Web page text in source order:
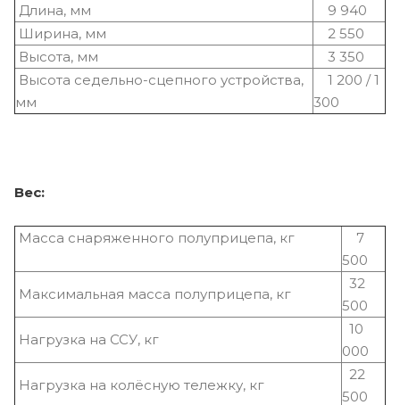
Длина, мм
9 940
Ширина, мм
2 550
Высота, мм
3 350
Высота седельно-сцепного устройства,
мм
1 200 / 1
300
Вес:
Масса снаряженного полуприцепа, кг
7
500
Максимальная масса полуприцепа, кг
32
500
Нагрузка на ССУ, кг
10
000
Нагрузка на колёсную тележку, кг
22
500